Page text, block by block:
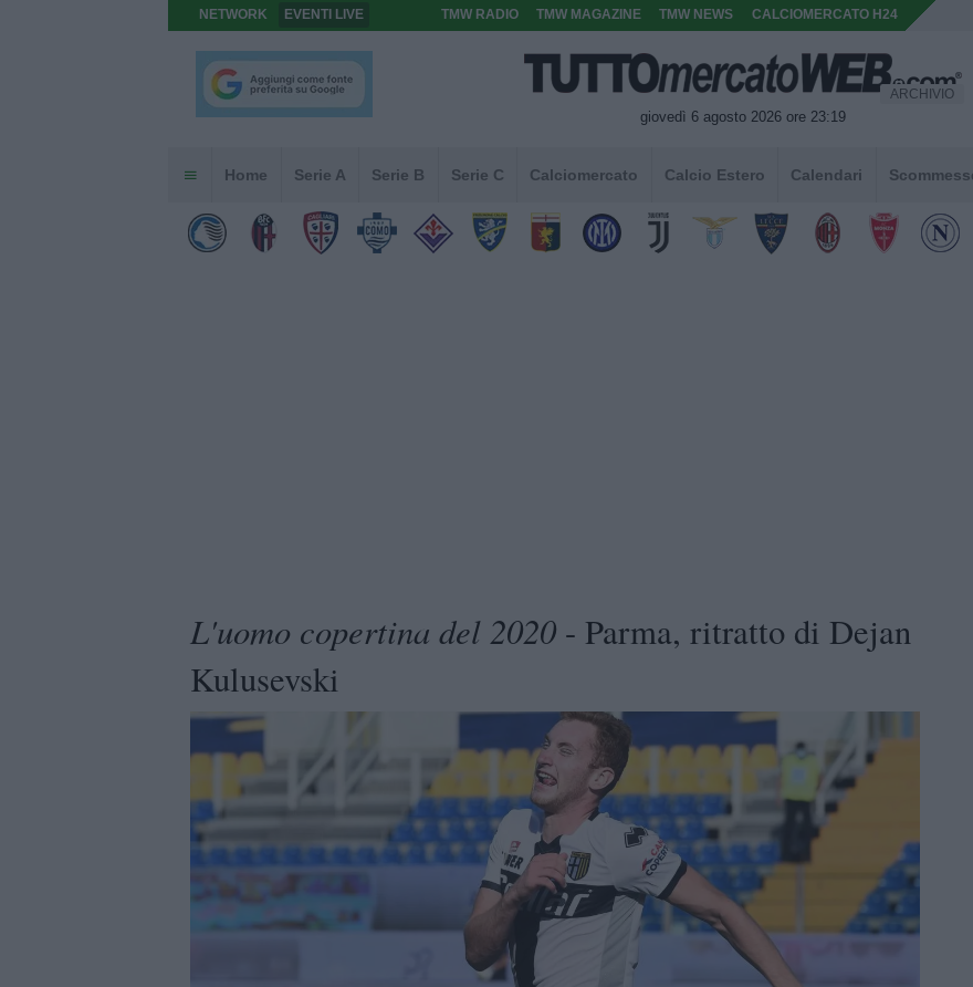
NETWORK EVENTI LIVE TMW RADIO TMW MAGAZINE TMW NEWS CALCIOMERCATO H24
giovedì 6 agosto 2026 ore 23:19
ARCHIVIO
Home Serie A Serie B Serie C Calciomercato Calcio Estero Calendari
L'uomo copertina del 2020 - Parma, ritratto di Dejan
Kulusevski